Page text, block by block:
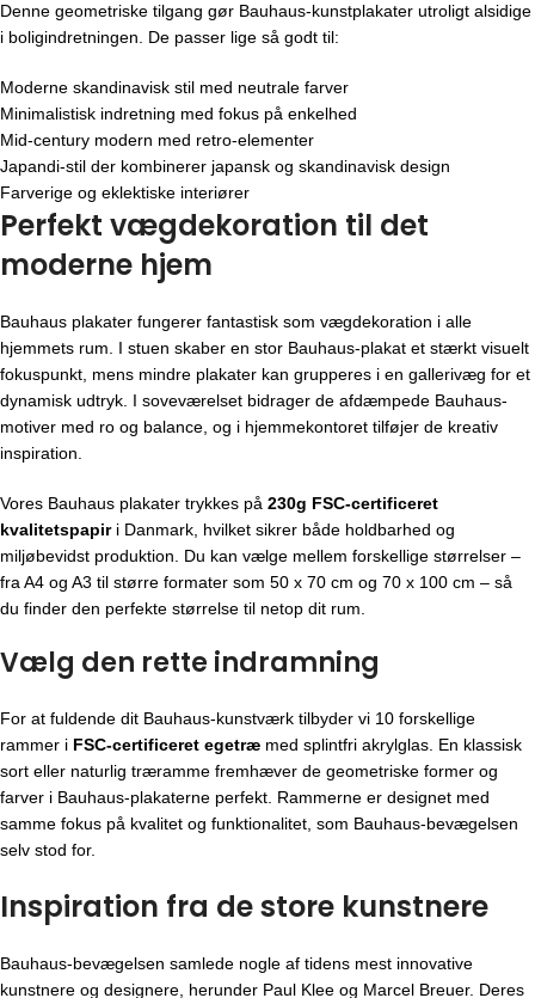
Denne geometriske tilgang gør Bauhaus-kunstplakater utroligt alsidige
i boligindretningen. De passer lige så godt til:
Moderne skandinavisk stil med neutrale farver
Minimalistisk indretning med fokus på enkelhed
Mid-century modern med retro-elementer
Japandi-stil der kombinerer japansk og skandinavisk design
Farverige og eklektiske interiører
Perfekt vægdekoration til det
moderne hjem
Bauhaus plakater fungerer fantastisk som vægdekoration i alle
hjemmets rum. I stuen skaber en stor Bauhaus-plakat et stærkt visuelt
fokuspunkt, mens mindre plakater kan grupperes i en gallerivæg for et
dynamisk udtryk. I soveværelset bidrager de afdæmpede Bauhaus-
motiver med ro og balance, og i hjemmekontoret tilføjer de kreativ
inspiration.
Vores Bauhaus plakater trykkes på 230g FSC-certificeret
kvalitetspapiri Danmark, hvilket sikrer både holdbarhed og
miljøbevidst produktion. Du kan vælge mellem forskellige størrelser –
fra A4 og A3 til større formater som 50 x 70 cm og 70 x 100 cm – så
du finder den perfekte størrelse til netop dit rum.
Vælg den rette indramning
For at fuldende dit Bauhaus-kunstværk tilbyder vi 10 forskellige
rammer i FSC-certificeret egetræ med splintfri akrylglas. En klassisk
sort eller naturlig træramme fremhæver de geometriske former og
farver i Bauhaus-plakaterne perfekt. Rammerne er designet med
samme fokus på kvalitet og funktionalitet, som Bauhaus-bevægelsen
selv stod for.
Inspiration fra de store kunstnere
Bauhaus-bevægelsen samlede nogle af tidens mest innovative
kunstnere og designere, herunder Paul Klee og Marcel Breuer. Deres